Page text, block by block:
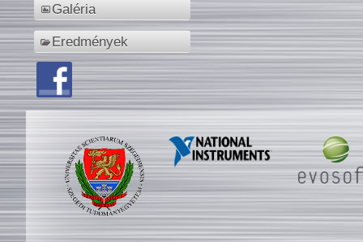
Galéria
Eredmények